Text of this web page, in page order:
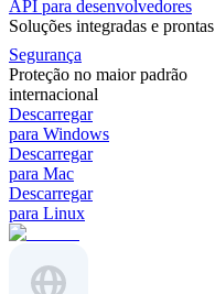
API para desenvolvedores
Soluções integradas e prontas
Segurança
Proteção no maior padrão
internacional
Descarregar
para Windows
Descarregar
para Mac
Descarregar
para Linux